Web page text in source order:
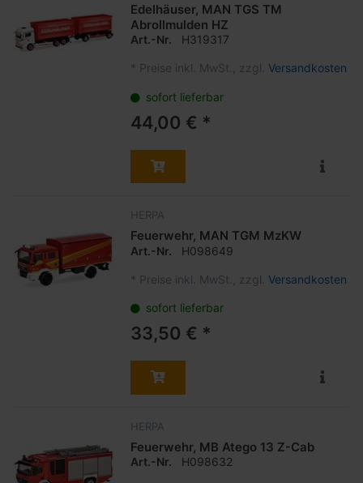
Edelhäuser, MAN TGS TM
Abrollmulden HZ
Art.-Nr. H319317
* Preise inkl. MwSt., zzgl. Versandkosten
sofort lieferbar
44,00 € *
HERPA
Feuerwehr, MAN TGM MzKW
Art.-Nr. H098649
* Preise inkl. MwSt., zzgl. Versandkosten
sofort lieferbar
33,50 € *
HERPA
Feuerwehr, MB Atego 13 Z-Cab
Art.-Nr. H098632